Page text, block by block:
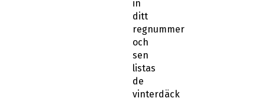
in
ditt
regnummer
och
sen
listas
de
vinterdäck